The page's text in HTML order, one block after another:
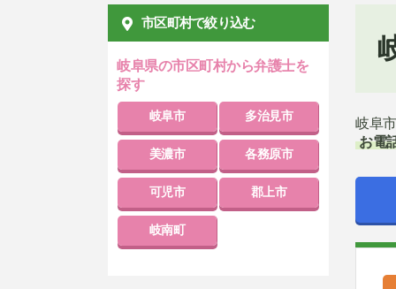
岐阜
お電
市区町村で絞り込む
岐阜県の市区町村から弁護士を
探す
岐阜市 多治見市
美濃市 各務原市
可児市 郡上市
岐南町